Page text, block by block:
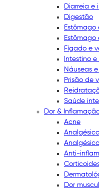
Diarreia e
Digestão
Estômago
Fígado e
Intestino
Náuseas
Prisão de
Saúde
Dor &
Acne
Anti-
Dor